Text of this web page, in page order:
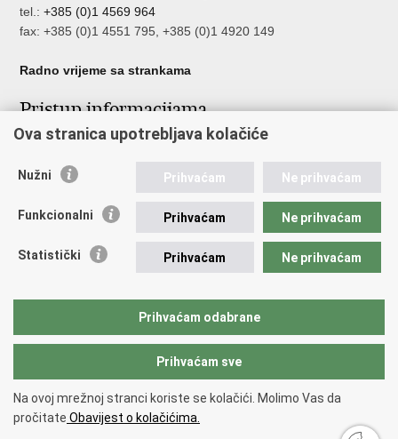
tel.:+385 (0)1 4569 964
fax: +385 (0)1 4551 795, +385 (0)1 4920 149
Radno vrijeme sa strankama
Pristup informacijama
Pristup informacijama
Nepravilnosti
Javna nabava u MVEP-u
Nadzor rada i unutarnja revizija službe vanjskih poslova
Copyright © 2026 Ministarstvo vanjskih i europskih poslova.
korištenja.Izjava o pristupačnosti.
Ova stranica upotrebljava kolačiće
Nužni Prihvaćam Ne prihvaćam
Funkcionalni Prihvaćam Ne prihvaćam
Statistički Prihvaćam Ne prihvaćam
Prihvaćam odabrane
Prihvaćam sve
Na ovoj mrežnoj stranci koriste se kolačići. Molimo Vas da
pročitate Obavijest o kolačićima.